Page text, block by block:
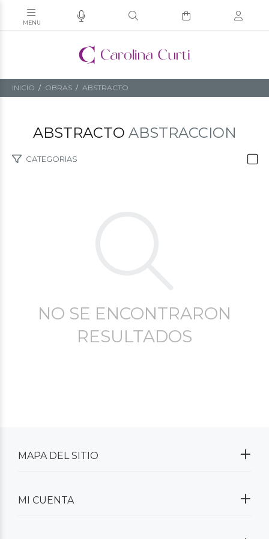
INICIO OBRAS ABSTRACTO
ABSTRACTO ABSTRACCION
CATEGORIAS
NO SE ENCONTRARON
RESULTADOS
MAPA DEL SITIO
MI CUENTA